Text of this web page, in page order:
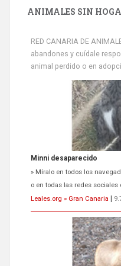
ANIMALES SIN
RED CANARIA DE
abandones y cuídale
animal perdido o en
Siami Perdida
Se llama Siami,es hembra
oreja,cariñosa,mimosa pero
Leales.org » Gran Canaria